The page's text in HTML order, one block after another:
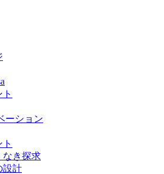
ーション
なき探求
設計